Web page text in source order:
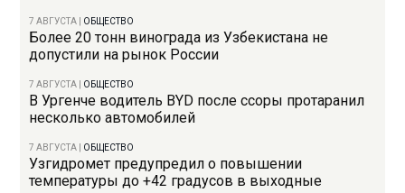
7 АВГУСТА ОБЩЕСТВО
Более 20 тонн винограда из Узбекистана не
допустили на рынок России
7 АВГУСТА ОБЩЕСТВО
В Ургенче водитель BYD после ссоры протаранил
несколько автомобилей
7 АВГУСТА ОБЩЕСТВО
Узгидромет предупредил о повышении
температуры до +42 градусов в выходные